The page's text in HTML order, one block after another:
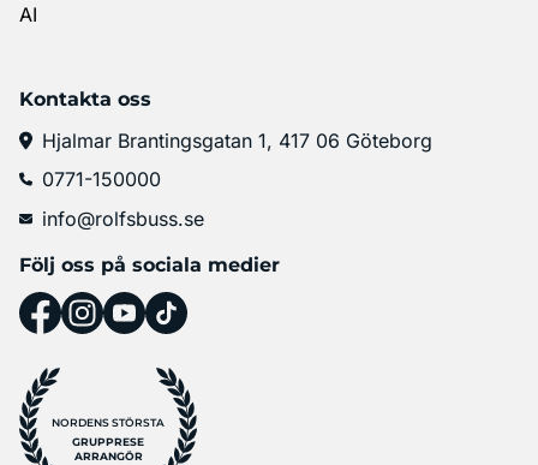
AI
Kontakta oss
Hjalmar Brantingsgatan 1, 417 06 Göteborg
0771-150000
info@rolfsbuss.se
Följ oss på sociala medier
NORDENS STÖRSTA
GRUPPRESE
ARRANGÖR